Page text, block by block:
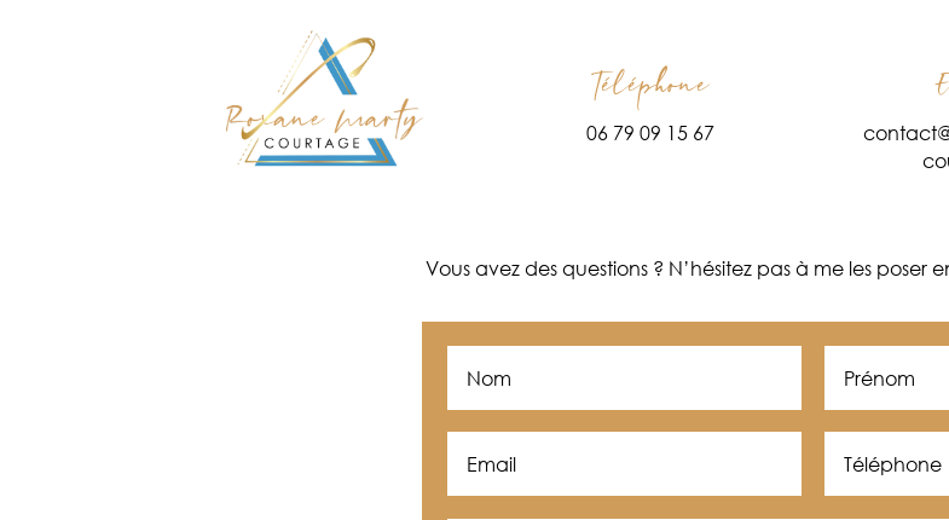
Téléphone
06 79 09 15 67
Vous avez des questions ? N’hésitez pas à me les poser